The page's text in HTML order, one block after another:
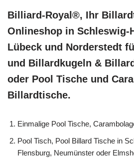
Billiard-Royal®, Ihr
Onlineshop in Schleswig-
Lübeck und Norderstedt
und Billardkugeln &
oder Pool Tische und
Billardtische.
Einmalige Pool Tische,
Pool Tisch, Pool Billard Tische in
Flensburg, Neumünster oder